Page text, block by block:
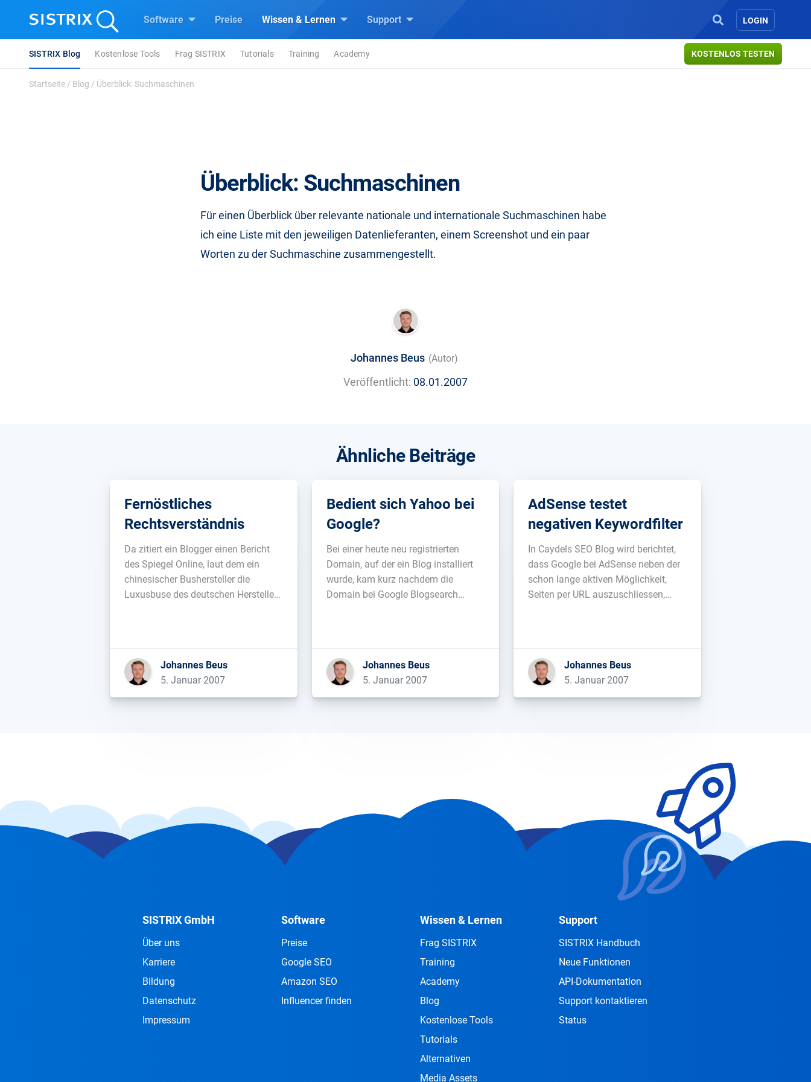
Software Preise Wissen & Lernen Support LOGIN
KOSTENLOS TESTEN
SISTRIX Blog Kostenlose Tools Frag SISTRIX Tutorials Training Academy
Startseite / Blog / Überblick: Suchmaschinen
Überblick: Suchmaschinen
Für einen Überblick über relevante nationale und internationale Suchmaschinen habe
ich eine Liste mit den jeweiligen Datenlieferanten, einem Screenshot und ein paar
Worten zu der Suchmaschine zusammengestellt.
Johannes Beus (Autor)
Veröffentlicht: 08.01.2007
Ähnliche Beiträge
Fernöstliches
Rechtsverständnis
Da zitiert ein Blogger einen Bericht
des Spiegel Online, laut dem ein
chinesischer Bushersteller die
Luxusbuse des deutschen Herstellers
in China auf eine öffentliche
Entschuldigung und wirtschaftliche
Entschädigung verklagt habe. […]...
Johannes Beus
5. Januar 2007
Bedient sich Yahoo bei
Google?
Bei einer heute neu registrierten
Domain, auf der ein Blog installiert
wurde, kam kurz nachdem die
Domain bei Google Blogsearch
/ HTTP/1.1" 200 3068 "-"
"Mozilla/5.0 (compatible;
Googlebot/2.1;
Johannes Beus
5. Januar 2007
AdSense testet
negativen Keywordfilter
In Caydels SEO Blog wird berichtet,
dass Google bei AdSense neben der
schon lange aktiven Möglichkeit,
Seiten per URL auszuschliessen,
AdSense keine Anzeigen mehr
eingeblendet, die auf diese Keywords
passen. Geht zwar […]...
Johannes Beus
5. Januar 2007
SISTRIX GmbH
Über uns
Karriere
Bildung
Datenschutz
Impressum
Software
Preise
Google SEO
Amazon SEO
Influencer finden
Wissen & Lernen
Frag SISTRIX
Training
Academy
Blog
Kostenlose Tools
Tutorials
Alternativen
Media Assets
Support
SISTRIX Handbuch
Neue Funktionen
API-Dokumentation
Support kontaktieren
Status